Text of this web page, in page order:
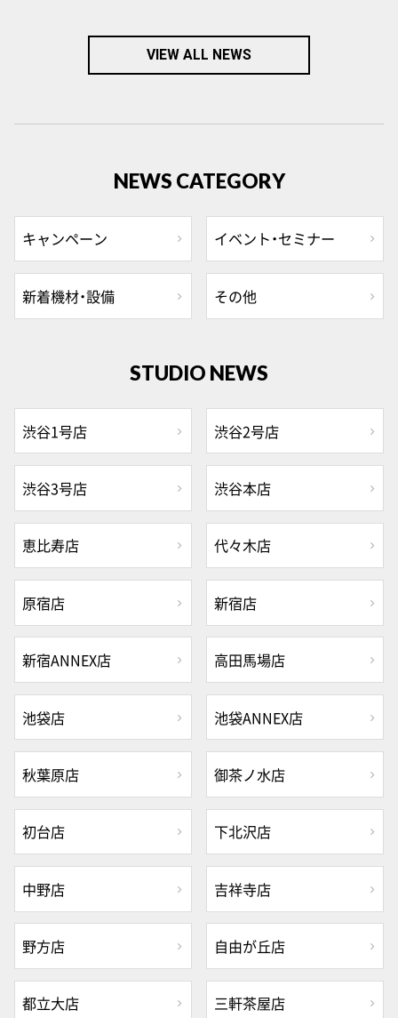
VIEW ALL NEWS
NEWS CATEGORY
キャンペーン イベント・セミナー
新着機材・設備 その他
STUDIO NEWS
渋谷1号店 渋谷2号店
渋谷3号店 渋谷本店
恵比寿店 代々木店
原宿店 新宿店
新宿ANNEX店 高田馬場店
池袋店 池袋ANNEX店
秋葉原店 御茶ノ水店
初台店 下北沢店
中野店 吉祥寺店
野方店 自由が丘店
都立大店 三軒茶屋店